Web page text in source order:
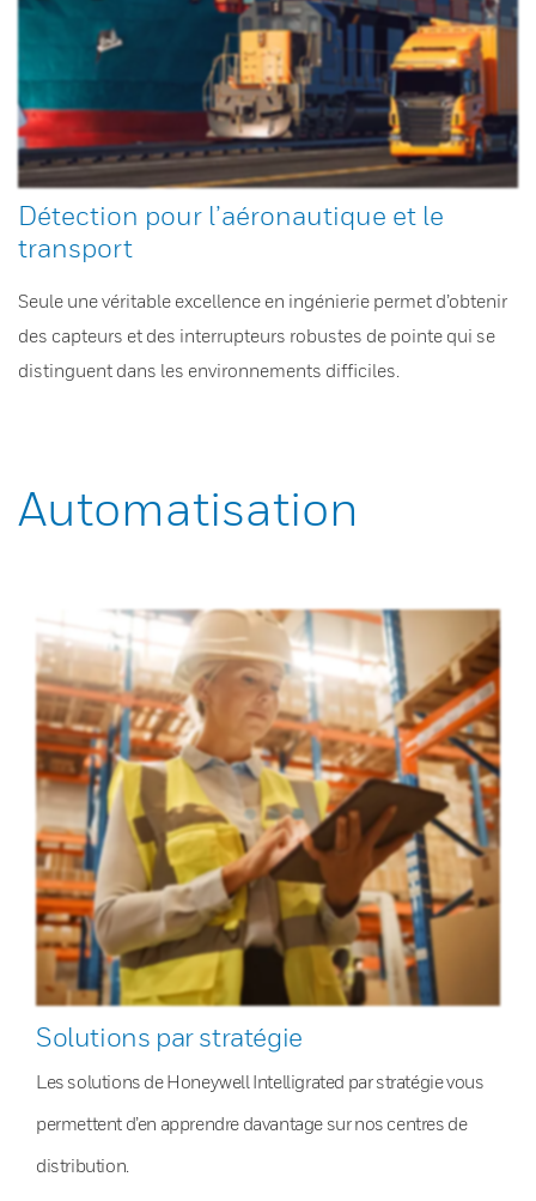
Détection pour l’aéronautique et le
transport
Seule une véritable excellence en ingénierie permet d’obtenir
des capteurs et des interrupteurs robustes de pointe qui se
distinguent dans les environnements difficiles.
Automatisation
Solutions par stratégie
Les solutions de Honeywell Intelligrated par stratégie vous
permettent d’en apprendre davantage sur nos centres de
distribution.